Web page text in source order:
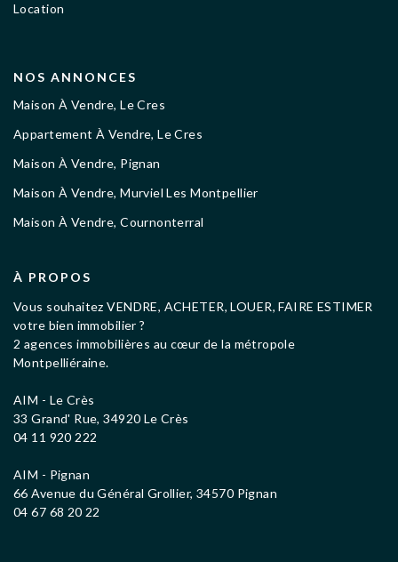
Location
NOS ANNONCES
Maison À Vendre, Le Cres
Appartement À Vendre, Le Cres
Maison À Vendre, Pignan
Maison À Vendre, Murviel Les Montpellier
Maison À Vendre, Cournonterral
À PROPOS
Vous souhaitez VENDRE, ACHETER, LOUER, FAIRE ESTIMER
votre bien immobilier ?
2 agences immobilières au cœur de la métropole
Montpelliéraine.
AIM - Le Crès
33 Grand' Rue, 34920 Le Crès
04 11 920 222
AIM - Pignan
66 Avenue du Général Grollier, 34570 Pignan
04 67 68 20 22